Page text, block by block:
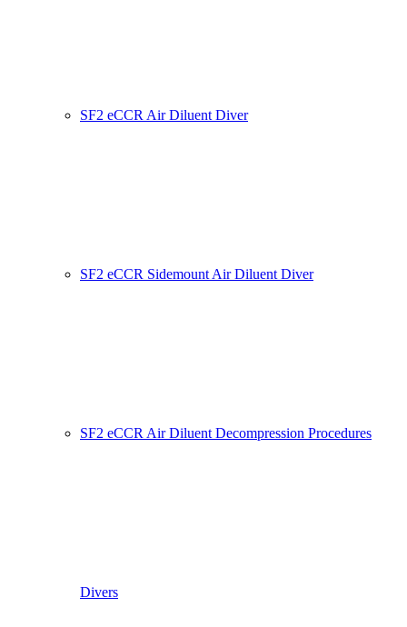
SF2 eCCR Air Diluent Diver
SF2 eCCR Sidemount Air Diluent Diver
SF2 eCCR Air Diluent Decompression Procedures
Divers